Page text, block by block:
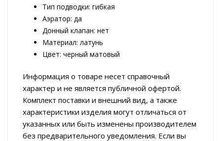
Тип подводки: гибкая
Аэратор: да
Донный клапан: нет
Материал: латунь
Цвет: черный матовый
Информация о товаре несет справочный
характер и не является публичной офертой.
Комплект поставки и внешний вид, а также
характеристики изделия могут отличаться от
указанных или быть изменены производителем
без предварительного уведомления. Если вы